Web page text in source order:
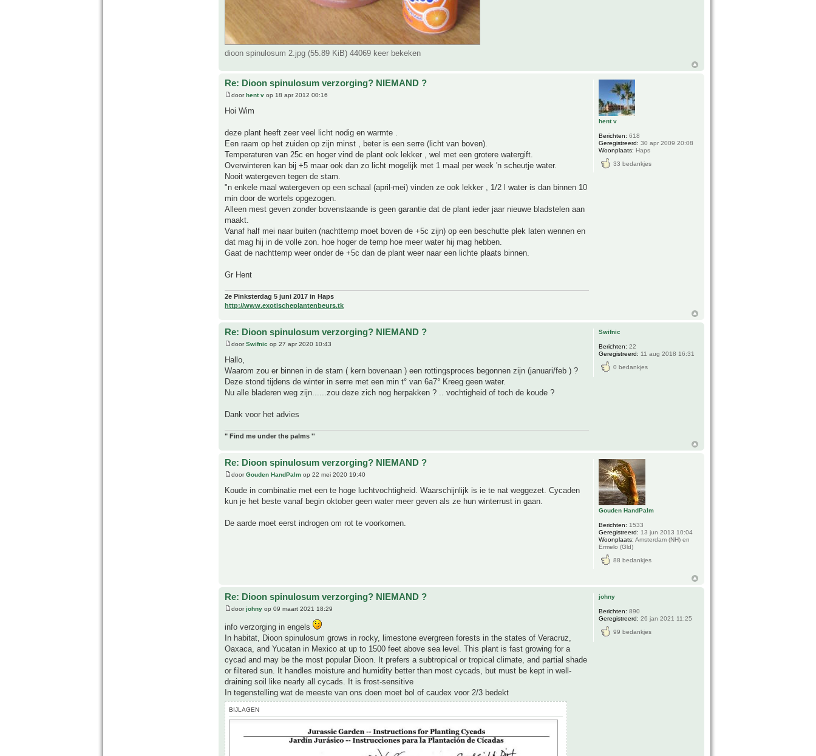
dioon spinulosum 2.jpg (55.89 KiB) 44069 keer bekeken
Re: Dioon spinulosum verzorging? NIEMAND ?
doorhent v op 18 apr 2012 00:16
Hoi Wim
deze plant heeft zeer veel licht nodig en warmte .
Een raam op het zuiden op zijn minst , beter is een serre (licht van boven).
Temperaturen van 25c en hoger vind de plant ook lekker , wel met een grotere watergift.
Overwinteren kan bij +5 maar ook dan zo licht mogelijk met 1 maal per week 'n scheutje water.
Nooit watergeven tegen de stam.
"n enkele maal watergeven op een schaal (april-mei) vinden ze ook lekker , 1/2 l water is dan binnen 10
min door de wortels opgezogen.
Alleen mest geven zonder bovenstaande is geen garantie dat de plant ieder jaar nieuwe bladstelen aan
maakt.
Vanaf half mei naar buiten (nachttemp moet boven de +5c zijn) op een beschutte plek laten wennen en
dat mag hij in de volle zon. hoe hoger de temp hoe meer water hij mag hebben.
Gaat de nachttemp weer onder de +5c dan de plant weer naar een lichte plaats binnen.
Gr Hent
2e Pinksterdag 5 juni 2017 in Haps
http://www.exotischeplantenbeurs.tk
hent v
Berichten: 618
Geregistreerd: 30 apr 2009 20:08
Woonplaats: Haps
33 bedankjes
Re: Dioon spinulosum verzorging? NIEMAND ?
doorSwifnic op 27 apr 2020 10:43
Hallo,
Waarom zou er binnen in de stam ( kern bovenaan ) een rottingsproces begonnen zijn (januari/feb ) ?
Deze stond tijdens de winter in serre met een min t° van 6a7° Kreeg geen water.
Nu alle bladeren weg zijn......zou deze zich nog herpakken ? .. vochtigheid of toch de koude ?
Dank voor het advies
" Find me under the palms ''
Swifnic
Berichten: 22
Geregistreerd: 11 aug 2018 16:31
0 bedankjes
Re: Dioon spinulosum verzorging? NIEMAND ?
doorGouden HandPalm op 22 mei 2020 19:40
Koude in combinatie met een te hoge luchtvochtigheid. Waarschijnlijk is ie te nat weggezet. Cycaden
kun je het beste vanaf begin oktober geen water meer geven als ze hun winterrust in gaan.
De aarde moet eerst indrogen om rot te voorkomen.
Gouden HandPalm
Berichten: 1533
Geregistreerd: 13 jun 2013 10:04
Woonplaats: Amsterdam (NH) en
Ermelo (Gld)
88 bedankjes
Re: Dioon spinulosum verzorging? NIEMAND ?
doorjohny op 09 maart 2021 18:29
info verzorging in engels
In habitat, Dioon spinulosum grows in rocky, limestone evergreen forests in the states of Veracruz,
Oaxaca, and Yucatan in Mexico at up to 1500 feet above sea level. This plant is fast growing for a
cycad and may be the most popular Dioon. It prefers a subtropical or tropical climate, and partial shade
or filtered sun. It handles moisture and humidity better than most cycads, but must be kept in well-
draining soil like nearly all cycads. It is frost-sensitive
In tegenstelling wat de meeste van ons doen moet bol of caudex voor 2/3 bedekt
BIJLAGEN
johny
Berichten: 890
Geregistreerd: 26 jan 2021 11:25
99 bedankjes